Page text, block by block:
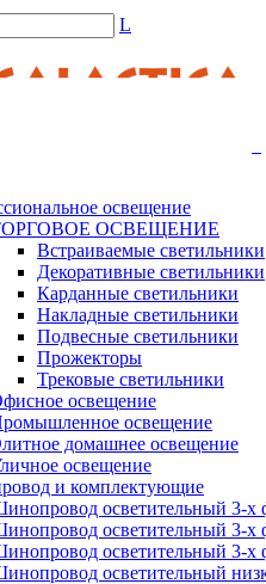
L
освещение
ОСВЕЩЕНИЕ
Встраиваемые светильники
Декоративные светильники
Карданные светильники
Накладные светильники
Подвесные светильники
Прожекторы
Трековые светильники
освещение
освещение
домашнее освещение
освещение
и комплектующие
осветительный 3-х
осветительный 3-х
осветительный 3-х
осветительный